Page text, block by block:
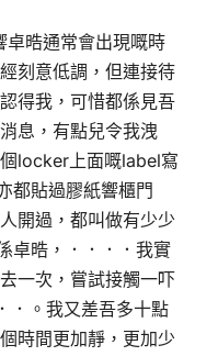
晧通常會出現嘅時
刻意低調，但連接待
得我，可惜都係見吾
息，有點兒令我洩
locker上面嘅label寫
都貼過膠紙響櫃門
開過，都叫做有少少
卓晧，．．．．我實
一次，嘗試接觸一吓
．。我又差吾多十點
時間更加靜，更加少